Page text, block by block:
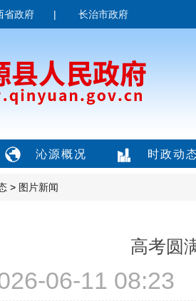
省政府 | 长治市政府
沁源概况 时政动
> 图片新闻
高考圆
06-11